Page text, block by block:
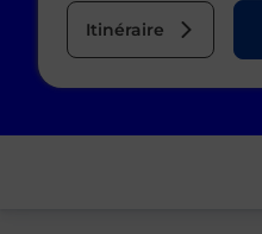
Itinéraire